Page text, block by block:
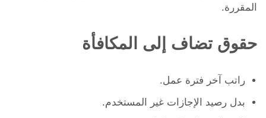
المقررة.
حقوق تضاف إلى المكافأة
راتب آخر فترة عمل.
بدل رصيد الإجازات غير المستخدم.